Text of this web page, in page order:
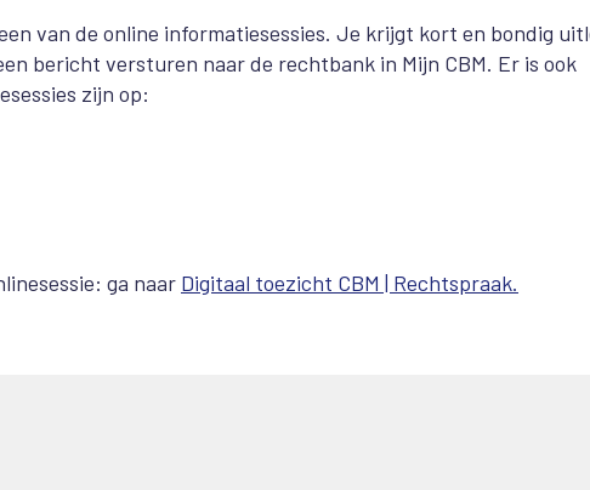
van de online informatiesessies. Je krijgt kort en bondig
bericht versturen naar de rechtbank in Mijn CBM. Er is ook
zijn op:
ga naar Digitaal toezicht CBM | Rechtspraak.